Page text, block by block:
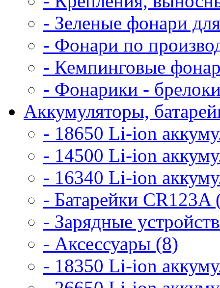
- Зеленые фонари
- Фонари по
- Кемпинговые
- Фонарики -
Аккумуляторы,
- 18650 Li-ion
- 14500 Li-ion
- 16340 Li-ion
- Батарейки CR123A
- Зарядные
- Аксессуары (8)
- 18350 Li-ion